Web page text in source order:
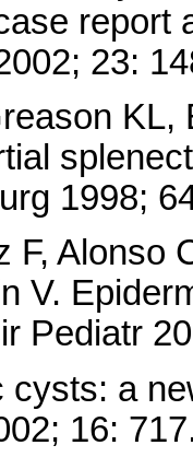
report
23:
1998;
F, Alonso
V.
Pediatr
cysts: a
16: